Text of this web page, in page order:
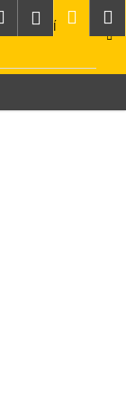
HledatPřihlášení